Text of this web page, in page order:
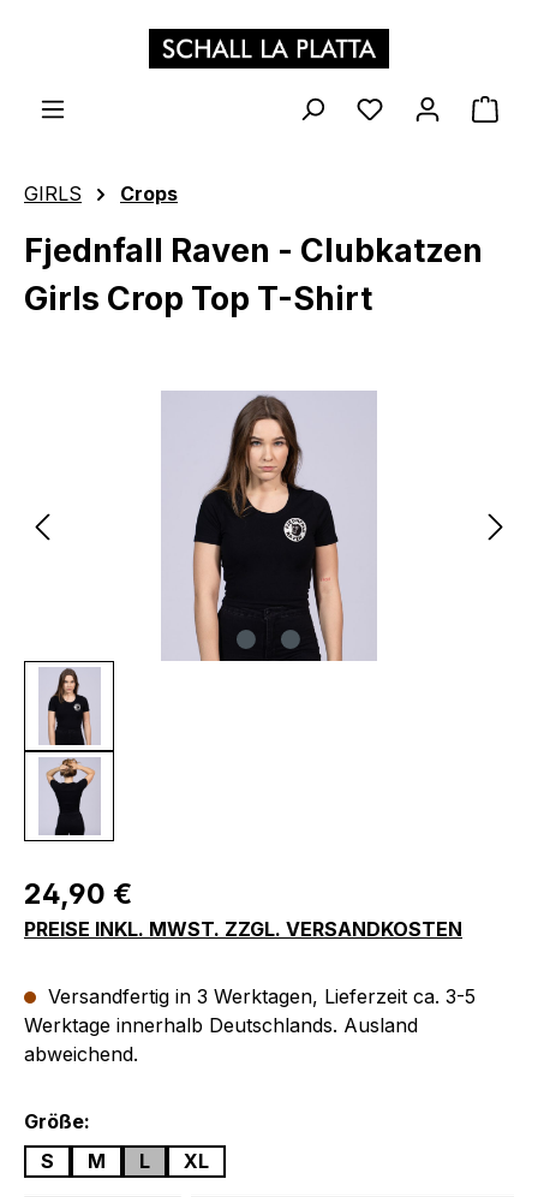
Zum Hauptinhalt springen
GIRLS Crops
Fjednfall Raven - Clubkatzen
Girls Crop Top T-Shirt
Bildergalerie überspringen
Regulärer Preis:
24,90 €
PREISE INKL. MWST. ZZGL. VERSANDKOSTEN
Versandfertig in 3 Werktagen, Lieferzeit ca. 3-5
Werktage innerhalb Deutschlands. Ausland
abweichend.
Größe:
S
M L XL